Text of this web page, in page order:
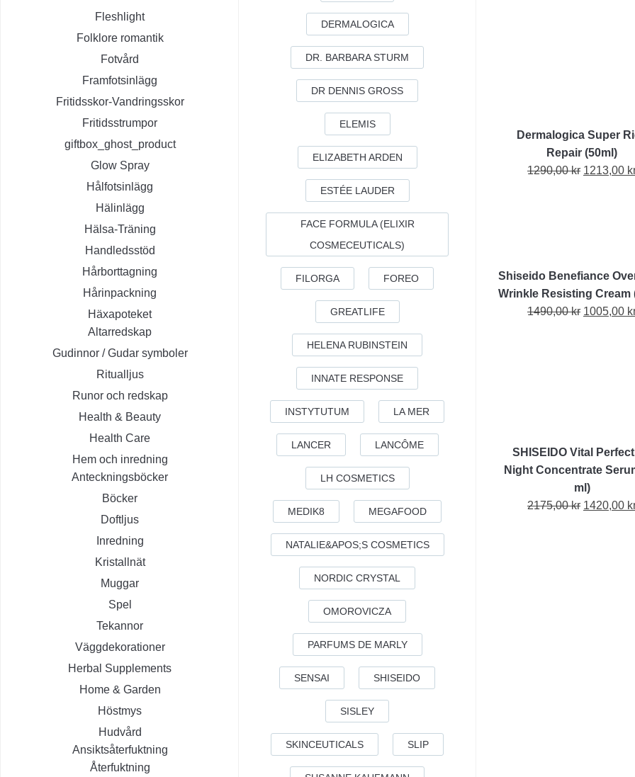
Fleshlight
Folklore romantik
Fotvård
Framfotsinlägg
Fritidsskor-Vandringsskor
Fritidsstrumpor
giftbox_ghost_product
Glow Spray
Hålfotsinlägg
Hälinlägg
Hälsa-Träning
Handledsstöd
Hårborttagning
Hårinpackning
Häxapoteket
Altarredskap
Gudinnor / Gudar symboler
Ritualljus
Runor och redskap
Health & Beauty
Health Care
Hem och inredning
Anteckningsböcker
Böcker
Doftljus
Inredning
Kristallnät
Muggar
Spel
Tekannor
Väggdekorationer
Herbal Supplements
Home & Garden
Höstmys
Hudvård
Ansiktsåterfuktning
Återfuktning
DERMALOGICA
DR. BARBARA STURM
DR DENNIS GROSS
ELEMIS
ELIZABETH ARDEN
ESTÉE LAUDER
FACE FORMULA (ELIXIR
COSMECEUTICALS)
FILORGA FOREO
GREATLIFE
HELENA RUBINSTEIN
INNATE RESPONSE
INSTYTUTUM LA MER
LANCER LANCÔME
LH COSMETICS
MEDIK8 MEGAFOOD
NATALIE&APOS;S COSMETICS
NORDIC CRYSTAL
OMOROVICZA
PARFUMS DE MARLY
SENSAI SHISEIDO
SISLEY
SKINCEUTICALS SLIP
Dermalogica Super
Repair (50ml)
1290,00kr Det
1213,00
Shiseido Benefiance
Wrinkle Resisting Cream
1490,00kr Det
1005,00
SHISEIDO Vital
Night Concentrate
ml)
2175,00kr Det
1420,00